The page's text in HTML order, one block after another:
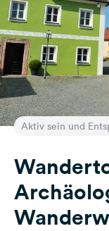
Partner
Registrieren
Newsletter
Feedback
Sprache:
Deutsch
Aktiv sein und